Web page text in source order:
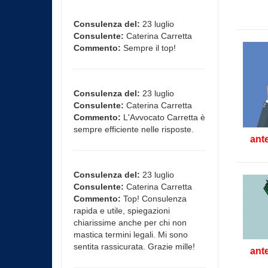
Consulenza del: 23 luglio
Consulente: Caterina Carretta
Commento: Sempre il top!
Consulenza del: 23 luglio
Consulente: Caterina Carretta
Commento: L'Avvocato Carretta è
sempre efficiente nelle risposte.
Consulenza del: 23 luglio
Consulente: Caterina Carretta
Commento: Top! Consulenza
rapida e utile, spiegazioni
chiarissime anche per chi non
mastica termini legali. Mi sono
sentita rassicurata. Grazie mille!